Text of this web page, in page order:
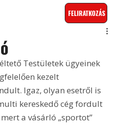
FELIRATKOZÁS
Testületek ügyeinek
kezelt
Igaz, olyan esetről is
kereskedő cég fordult
a vásárló „sportot”